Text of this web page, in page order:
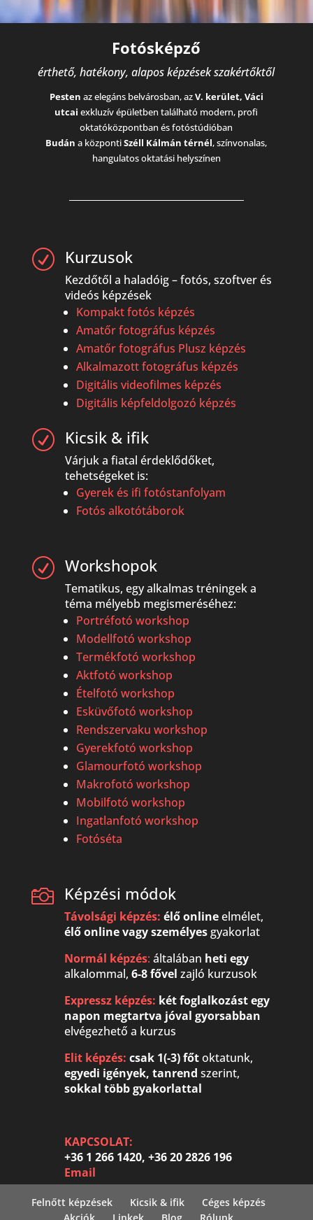
Fotósképző
érthető, hatékony, alapos képzések szakértőktől
Pesten az elegáns belvárosban, azV. kerület, Váci
utcaiexkluzív épületben található modern, profi
oktatóközpontban és fotóstúdióban
Budán a központiSzéll Kálmán térnél, színvonalas,
hangulatos oktatási helyszínen
R Kurzusok
Kezdőtől a haladóig – fotós, szoftver és
videós képzések
Kompakt fotós képzés
Amatőr fotográfus képzés
Amatőr fotográfus Plusz képzés
Alkalmazott fotográfus képzés
Digitális videofilmes képzés
Digitális képfeldolgozó képzés
R Kicsik & ifik
Várjuk a fiatal érdeklődőket,
tehetségeket is:
Gyerek és ifi fotóstanfolyam
Fotós alkotótáborok
R Workshopok
Tematikus, egy alkalmas tréningek a
téma mélyebb megismeréséhez:
Portréfotó workshop
Modellfotó workshop
Termékfotó workshop
Aktfotó workshop
Ételfotó workshop
Esküvőfotó workshop
Rendszervaku workshop
Gyerekfotó workshop
Glamourfotó workshop
Makrofotó workshop
Mobilfotó workshop
Ingatlanfotó workshop
Fotóséta
 Képzési módok
Távolsági képzés: élő onlineelmélet,
élő online vagyszemélyesgyakorlat
Normál képzés: általában heti egy
alkalommal, 6-8 fővel zajló kurzusok
Expressz képzés: két foglalkozást egy
napon megtartva jóval gyorsabban
elvégezhető a kurzus
Elit képzés: csak 1(-3) főtoktatunk,
egyedi igények, tanrend szerint,
sokkal több gyakorlattal
KAPCSOLAT:
+36 1 266 1420, +36 20 2826 196
Email
Felnőtt képzések Kicsik & ifik
Céges képzés